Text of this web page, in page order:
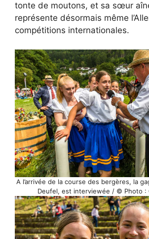
tonte de moutons, et sa sœur
représente désormais même
compétitions internationales.
A l’arrivée de la course des bergères, la
Deufel, est interviewée / © Photo :